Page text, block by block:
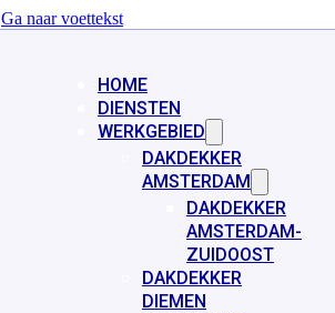
Ga naar voettekst
HOME
DIENSTEN
WERKGEBIED
DAKDEKKER
AMSTERDAM
DAKDEKKER
AMSTERDAM-
ZUIDOOST
DAKDEKKER
DIEMEN